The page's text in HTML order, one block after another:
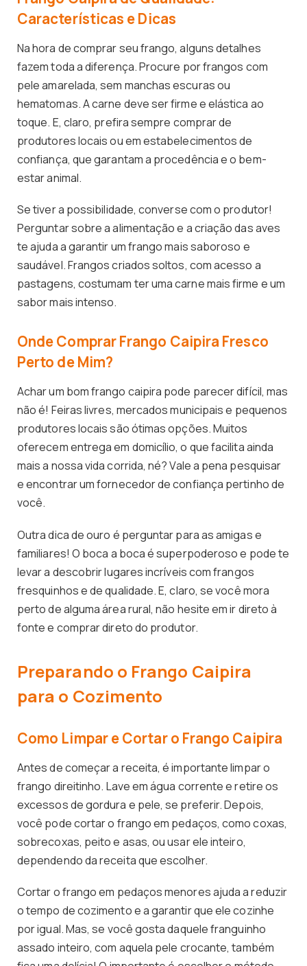
Características e Dicas
Na hora de comprar seu frango, alguns detalhes
fazem toda a diferença. Procure por frangos com
pele amarelada, sem manchas escuras ou
hematomas. A carne deve ser firme e elástica ao
toque. E, claro, prefira sempre comprar de
produtores locais ou em estabelecimentos de
confiança, que garantam a procedência e o bem-
estar animal.
Se tiver a possibilidade, converse com o produtor!
Perguntar sobre a alimentação e a criação das aves
te ajuda a garantir um frango mais saboroso e
saudável. Frangos criados soltos, com acesso a
pastagens, costumam ter uma carne mais firme e um
sabor mais intenso.
Onde Comprar Frango Caipira Fresco
Perto de Mim?
Achar um bom frango caipira pode parecer difícil, mas
não é! Feiras livres, mercados municipais e pequenos
produtores locais são ótimas opções. Muitos
oferecem entrega em domicílio, o que facilita ainda
mais a nossa vida corrida, né? Vale a pena pesquisar
e encontrar um fornecedor de confiança pertinho de
você.
Outra dica de ouro é perguntar para as amigas e
familiares! O boca a boca é superpoderoso e pode te
levar a descobrir lugares incríveis com frangos
fresquinhos e de qualidade. E, claro, se você mora
perto de alguma área rural, não hesite em ir direto à
fonte e comprar direto do produtor.
Preparando o Frango Caipira
para o Cozimento
Como Limpar e Cortar o Frango Caipira
Antes de começar a receita, é importante limpar o
frango direitinho. Lave em água corrente e retire os
excessos de gordura e pele, se preferir. Depois,
você pode cortar o frango em pedaços, como coxas,
sobrecoxas, peito e asas, ou usar ele inteiro,
dependendo da receita que escolher.
Cortar o frango em pedaços menores ajuda a reduzir
o tempo de cozimento e a garantir que ele cozinhe
por igual. Mas, se você gosta daquele franguinho
assado inteiro, com aquela pele crocante, também